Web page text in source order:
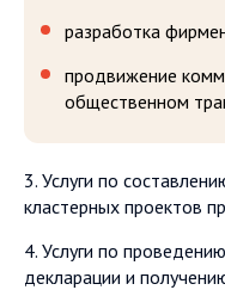
разработка
продвижение
общественном
3. Услуги по
кластерных проектов
4. Услуги по
декларации и